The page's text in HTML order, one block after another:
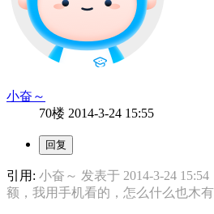
小奋～
70楼 2014-3-24 15:55
引用: 小奋～ 发表于 2014-3-24 15:54
额，我用手机看的，怎么什么也木